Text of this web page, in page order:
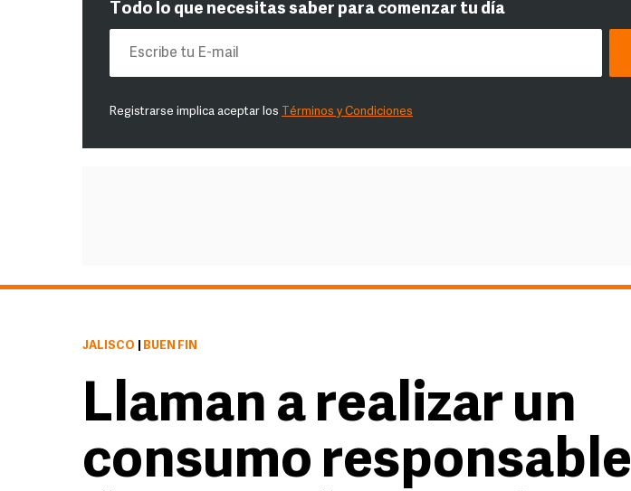
Todo lo que necesitas saber para comenzar tu día
Registrarse implica aceptar los Términos y Condiciones
JALISCO BUEN FIN
Llaman a realizar un
consumo responsable